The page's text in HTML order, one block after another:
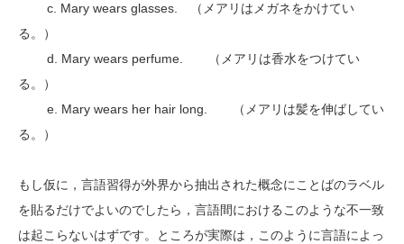
c. Mary wears glasses. （メアリはメガネをかけてい
る。）
d. Mary wears perfume. （メアリは香水をつけてい
る。）
e. Mary wears her hair long. （メアリは髪を伸ばしてい
る。）
もし仮に，言語習得が外界から抽出された概念にことばのラベル
を貼るだけでよいのでしたら，言語間におけるこのような不一致
は起こらないはずです。ところが実際は，このように言語によっ